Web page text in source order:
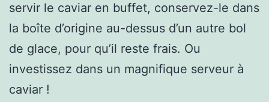
servir le caviar en buffet, conservez-le dans
la boîte d’origine au-dessus d’un autre bol
de glace, pour qu’il reste frais. Ou
investissez dans un magnifique serveur à
caviar !